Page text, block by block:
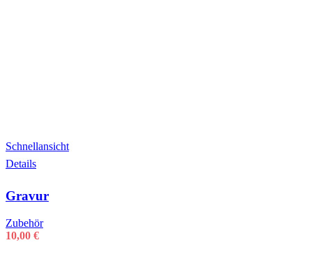
Schnellansicht
Details
Gravur
Zubehör
10,00 €